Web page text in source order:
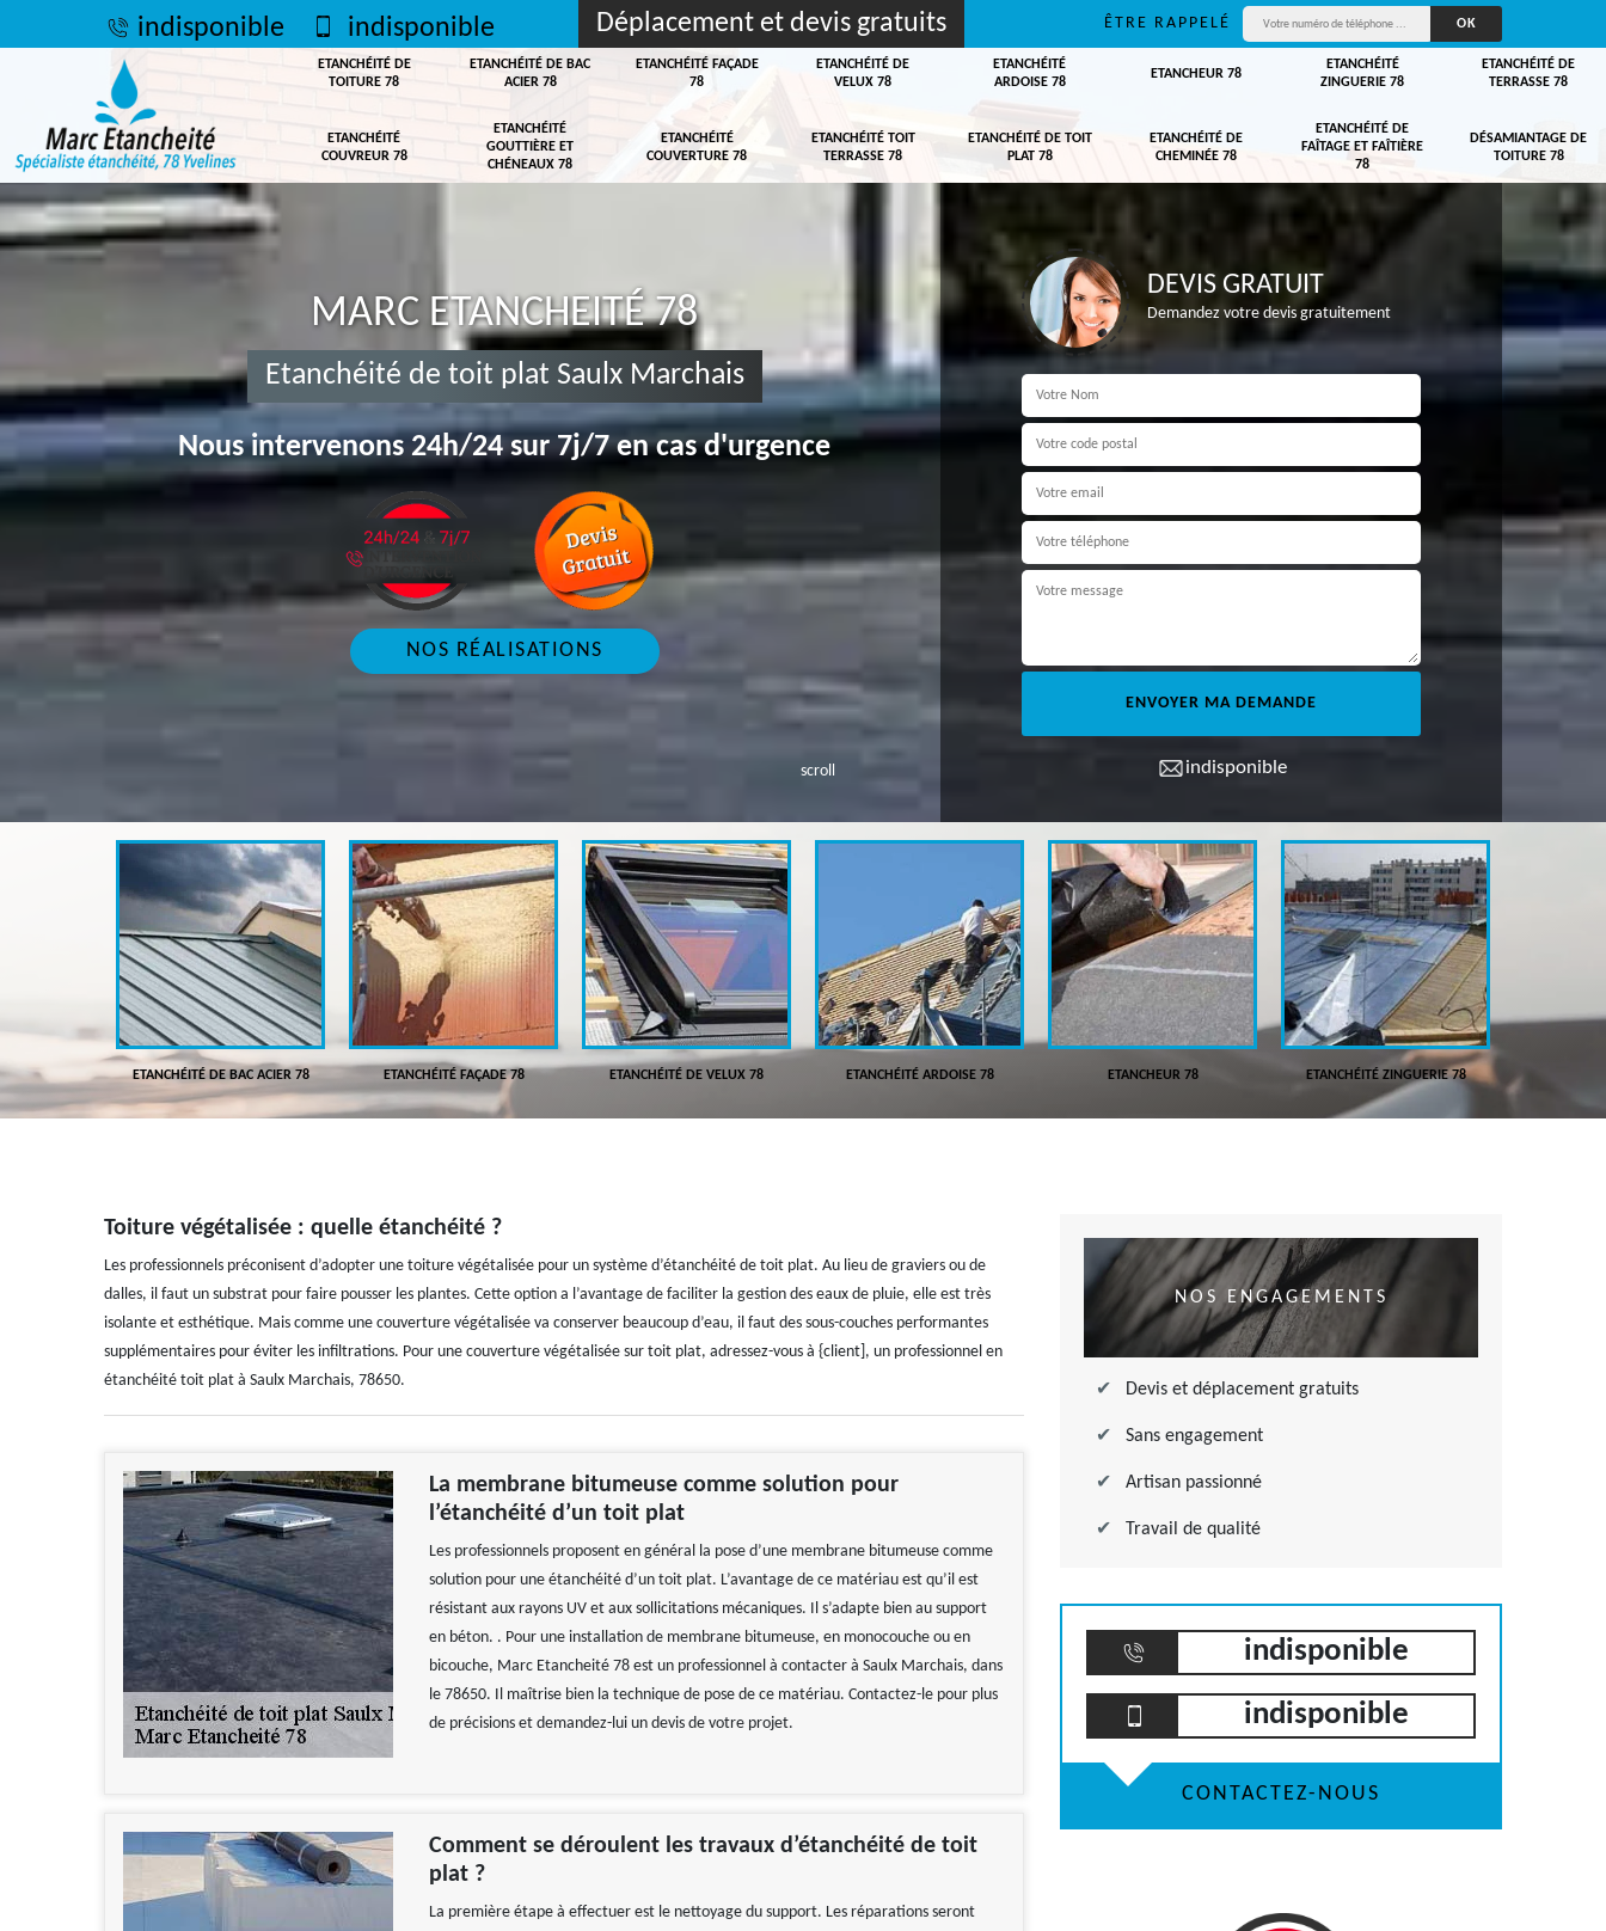
indisponible indisponible Déplacement et devis gratuits ÊTRE RAPPELÉ
ETANCHÉITÉ DE
TOITURE 78
ETANCHÉITÉ DE BAC
ACIER 78
ETANCHÉITÉ FAÇADE
78
ETANCHÉITÉ DE
VELUX 78
ETANCHÉITÉ
ARDOISE 78
ETANCHEUR 78
ETANCHÉITÉ
ZINGUERIE 78
ETANCHÉITÉ DE
TERRASSE 78
ETANCHÉITÉ
COUVREUR 78
ETANCHÉITÉ
GOUTTIÈRE ET
CHÉNEAUX 78
ETANCHÉITÉ
COUVERTURE 78
ETANCHÉITÉ TOIT
TERRASSE 78
ETANCHÉITÉ DE TOIT
PLAT 78
ETANCHÉITÉ DE
CHEMINÉE 78
ETANCHÉITÉ DE
FAÎTAGE ET FAÎTIÈRE
78
DÉSAMIANTAGE DE
TOITURE 78
scroll
MARC ETANCHEITÉ 78
Etanchéité de toit plat Saulx Marchais
Nous intervenons 24h/24 sur 7j/7 en cas d'urgence
NOS RÉALISATIONS
DEVIS GRATUIT
Demandez votre devis gratuitement
indisponible
78 ETANCHÉITÉ DE BAC ACIER 78 ETANCHÉITÉ FAÇADE 78 ETANCHÉITÉ DE VELUX 78 ETANCHÉITÉ ARDOISE 78 ETANCHEUR 78 ETANCHÉITÉ ZINGUERIE 78
Toiture végétalisée : quelle étanchéité ?
Les professionnels préconisent d’adopter une toiture végétalisée pour un système d’étanchéité de toit plat. Au lieu de graviers ou de
dalles, il faut un substrat pour faire pousser les plantes. Cette option a l’avantage de faciliter la gestion des eaux de pluie, elle est très
isolante et esthétique. Mais comme une couverture végétalisée va conserver beaucoup d’eau, il faut des sous-couches performantes
supplémentaires pour éviter les infiltrations. Pour une couverture végétalisée sur toit plat, adressez-vous à {client], un professionnel en
étanchéité toit plat à Saulx Marchais, 78650.
La membrane bitumeuse comme solution pour
l’étanchéité d’un toit plat
Les professionnels proposent en général la pose d’une membrane bitumeuse comme
solution pour une étanchéité d’un toit plat. L’avantage de ce matériau est qu’il est
résistant aux rayons UV et aux sollicitations mécaniques. Il s’adapte bien au support
en béton. . Pour une installation de membrane bitumeuse, en monocouche ou en
bicouche, Marc Etancheité 78 est un professionnel à contacter à Saulx Marchais, dans
le 78650. Il maîtrise bien la technique de pose de ce matériau. Contactez-le pour plus
de précisions et demandez-lui un devis de votre projet.
Comment se déroulent les travaux d’étanchéité de toit
plat ?
La première étape à effectuer est le nettoyage du support. Les réparations seront
NOS ENGAGEMENTS
Devis et déplacement gratuits
Sans engagement
Artisan passionné
Travail de qualité
indisponible
indisponible
CONTACTEZ-NOUS